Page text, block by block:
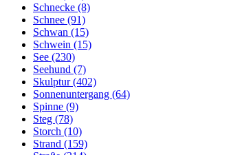
Schnecke (8)
Schnee (91)
Schwan (15)
Schwein (15)
See (230)
Seehund (7)
Skulptur (402)
Sonnenuntergang (64)
Spinne (9)
Steg (78)
Storch (10)
Strand (159)